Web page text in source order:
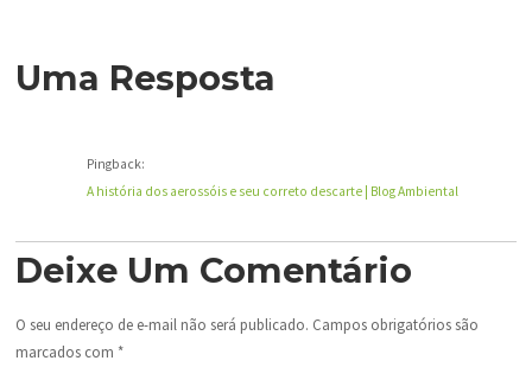
Uma Resposta
Pingback:
A história dos aerossóis e seu correto descarte | Blog Ambiental
Deixe Um Comentário
O seu endereço de e-mail não será publicado. Campos obrigatórios são
marcados com *